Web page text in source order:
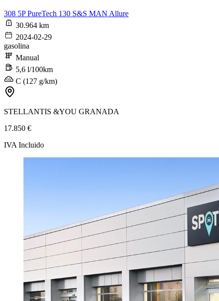
308 5P PureTech 130 S&S MAN Allure
30.964 km
2024-02-29
gasolina
Manual
5,6 l/100km
C (127 g/km)
STELLANTIS &YOU GRANADA
17.850 €
IVA Incluido